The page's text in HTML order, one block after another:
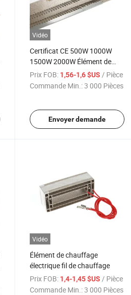
Vidéo
Certificat CE 500W 1000W
1500W 2000W Élément de
chauffage à convection
Élément chauffant Chauffage
Prix FOB: 1,56-1,6 $US/ Pièce
Commande Min.:3 000 Pièces
Envoyer demande
Vidéo
Élément de chauffage
électrique fil de chauffage
Prix FOB: 1,4-1,45 $US / Pièce
Commande Min.:3 000 Pièces